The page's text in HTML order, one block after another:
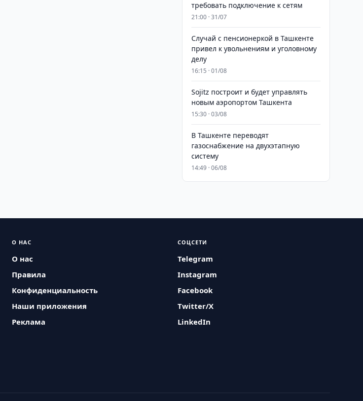
требовать подключение к сетям
21:00 · 31/07
Случай с пенсионеркой в Ташкенте
привел к увольнениям и уголовному
делу
16:15 · 01/08
Sojitz построит и будет управлять
новым аэропортом Ташкента
15:30 · 03/08
В Ташкенте переводят
газоснабжение на двухэтапную
систему
14:49 · 06/08
О НАС
О нас
Правила
Конфиденциальность
Наши приложения
Реклама
СОЦСЕТИ
Telegram
Instagram
Facebook
Twitter/X
LinkedIn